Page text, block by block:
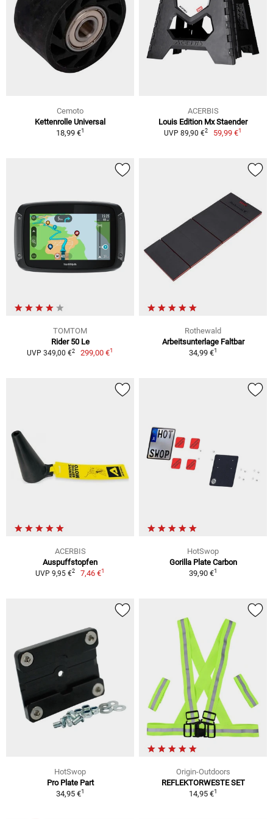
Cemoto
Kettenrolle Universal
18,99 €1
ACERBIS
Louis Edition Mx Staender
UVP 89,90 €2 59,99 €1
TOMTOM
Rider 50 Le
UVP 349,00 €2 299,00 €1
Rothewald
Arbeitsunterlage Faltbar
34,99 €1
ACERBIS
Auspuffstopfen
UVP 9,95 €2 7,46 €1
HotSwop
Gorilla Plate Carbon
39,90 €1
HotSwop
Pro Plate Part
34,95 €1
Origin-Outdoors
REFLEKTORWESTE SET
14,95 €1